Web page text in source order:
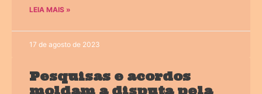
LEIA MAIS »
17 de agosto de 2023
Pesquisas e acordos
moldam a disputa pela